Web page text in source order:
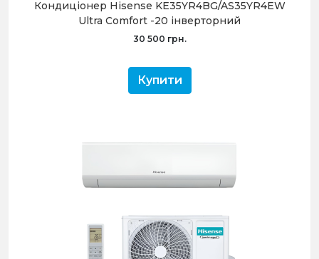
Кондиціонер Hisense KE35YR4BG/AS35YR4EW
Ultra Comfort -20 інверторний
30 500 грн.
Купити